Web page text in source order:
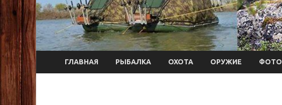
ГЛАВНАЯ РЫБАЛКА ОХОТА ОРУЖИЕ ФОТО